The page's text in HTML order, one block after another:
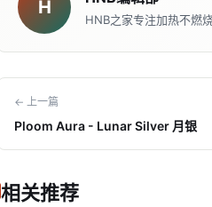
H
HNB之家专注加热不燃
← 上一篇
Ploom Aura - Lunar Silver 月银
相关推荐